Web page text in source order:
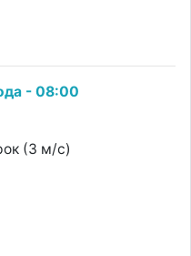
- 08:00
(3 м/с)